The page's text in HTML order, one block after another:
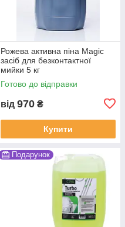
Рожева активна піна Magic
засіб для безконтактної
мийки 5 кг
Готово до відправки
від 970 ₴
Купити
Подарунок